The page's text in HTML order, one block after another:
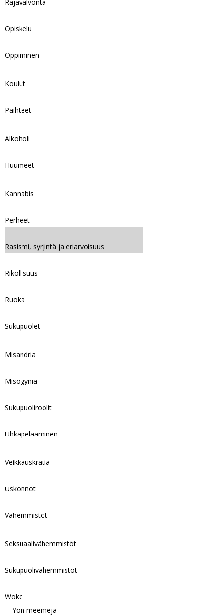
Rajavalvonta
Opiskelu
Oppiminen
Koulut
Päihteet
Alkoholi
Huumeet
Kannabis
Perheet
Rasismi, syrjintä ja eriarvoisuus
Rikollisuus
Ruoka
Sukupuolet
Misandria
Misogynia
Sukupuoliroolit
Uhkapelaaminen
Veikkauskratia
Uskonnot
Vähemmistöt
Seksuaalivähemmistöt
Sukupuolivähemmistöt
Woke
Yön meemejä